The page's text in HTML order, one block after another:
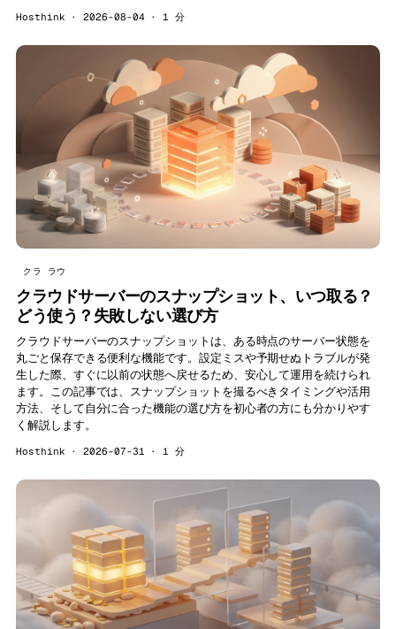
Hosthink · 2026-08-04 · 1 分
クラ ラウ
クラウドサーバーのスナップショット、いつ取る？
どう使う？失敗しない選び方
クラウドサーバーのスナップショットは、ある時点のサーバー状態を
丸ごと保存できる便利な機能です。設定ミスや予期せぬトラブルが発
生した際、すぐに以前の状態へ戻せるため、安心して運用を続けられ
ます。この記事では、スナップショットを撮るべきタイミングや活用
方法、そして自分に合った機能の選び方を初心者の方にも分かりやす
く解説します。
Hosthink · 2026-07-31 · 1 分